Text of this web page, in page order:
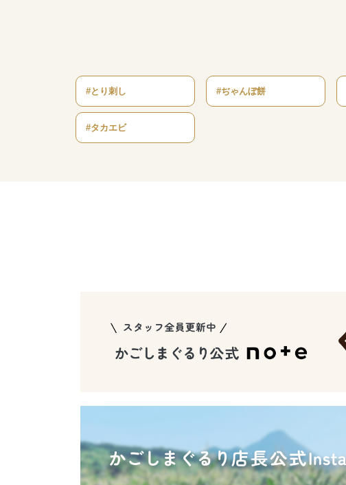
#とり刺し #ぢゃんぼ餅
#タカエビ